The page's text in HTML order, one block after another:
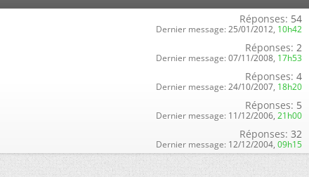
Réponses: 54
Dernier message: 25/01/2012, 10h42
Réponses: 2
Dernier message: 07/11/2008, 17h53
Réponses: 4
Dernier message: 24/10/2007, 18h20
Réponses: 5
Dernier message: 11/12/2006, 21h00
Réponses: 32
Dernier message: 12/12/2004, 09h15